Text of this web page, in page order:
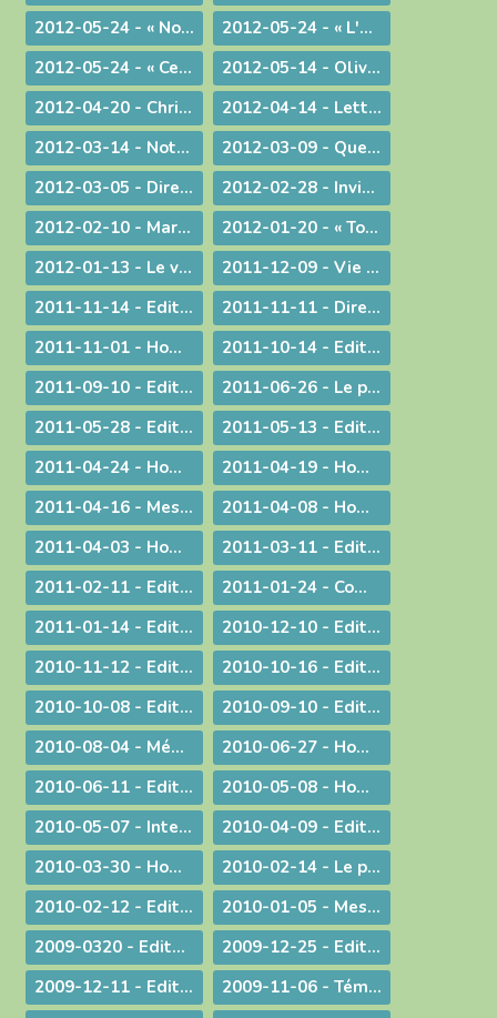
2012-05-24 - « Nous voulons vivre, développer et transmettre ce message chrétien ! »
2012-05-24 - « L'Esprit-Saint vous sera donné en plénitude. »
2012-05-24 - « Ce n'est pas le fait d'être évêque qui m'a rendu heureux, c'est le fait d'avoir donné ma vie »
2012-05-14 - Olivier de Coat, nouveau Directeur diocésain de l'Enseignement Catholique
2012-04-20 - Christ est ressuscité !
2012-04-14 - Lettre aux prêtres du diocèse
2012-03-14 - Note complémentaire à propos des élections
2012-03-09 - Quelle vision de l'homme ?
2012-03-05 - Directives diocésaines sur les intentions et offrandes de Messes
2012-02-28 - Invitation à la journée du sacerdoce et à la Messe Chrismale
2012-02-10 - Marcher pour la Vie
2012-01-20 - « Tous, nous serons transformés par la Victoire de notre Seigneur Jésus Christ. »
2012-01-13 - Le visage humain de Dieu
2011-12-09 - Vie privée ?
2011-11-14 - Edito : Mgr Bagnard revient sur le cinquantenaire de Vatican II
2011-11-11 - Dire et ne pas faire
2011-11-01 - Homélie pour la Toussaint
2011-10-14 - Edito : Vive la fa­mille !
2011-09-10 - Edito : Som­mes-nous prêts à assu­mer no­tre dif­fé­rence chré­tienne ?
2011-06-26 - Le prêtre et le mystère eucharistique
2011-05-28 - Edito : Que votre lumière brille aux yeux des hommes !
2011-05-13 - Edito : Mettre au monde des saints !
2011-04-24 - Homélie pour le Jour de Pâques
2011-04-19 - Homélie pour la Messe Chrismale
2011-04-16 - Message au sujet de l'Exposition "Je croix aux miracles" tenue en Avignon
2011-04-08 - Homélie : Itinéraire d'une rencontre avec Jésus
2011-04-03 - Homélie : Nous sommes tous des catéchumènes !
2011-03-11 - Edito : La vogue du prêt-à-porter
2011-02-11 - Edito : L'origine apostolique du célibat du prêtre
2011-01-24 - Communiqué aux chrétiens du diocèse
2011-01-14 - Edito : Une nouvelle année
2010-12-10 - Edito : Quel chemin pour l'humanité ?
2010-11-12 - Edito : Les saints n'ont pas disparu !
2010-10-16 - Edito : Le Synode pour le Moyen-Orient devrait tous nous faire réfléchir...
2010-10-08 - Edito : CARITAS IN VERITATE
2010-09-10 - Edito : Au rendez-vous des urgences, la mission est la première invitée
2010-08-04 - Méditation aux vêpres à Ars
2010-06-27 - Homélie pour les ordinations
2010-06-11 - Edito : S.D.F. pour une quin­zaine !
2010-05-08 - Homélie : Journée provinciale pour les vocations
2010-05-07 - Interview : La communion entre Eglises - Retour d'Irlande
2010-04-09 - Edito : "Attirons-le dans un piège"
2010-03-30 - Homélie pour la Messe chrismale
2010-02-14 - Le prêtre, guetteur de Dieu
2010-02-12 - Edito : La vérité de l'histoire
2010-01-05 - Message : Du nouveau dans la communication du diocèse de Belley-Ars !
2009-0320 - Edito : Quel avenir pour la paternité ?
2009-12-25 - Edito : Que de­vons-nous faire ?
2009-12-11 - Edito : Identité nationale
2009-11-06 - Témoignage : Demain, la vie de nos communautés chrétiennes